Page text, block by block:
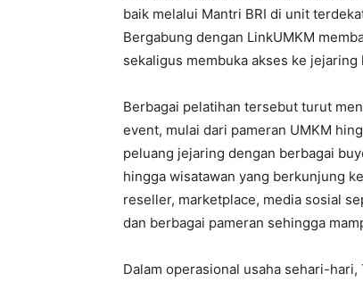
baik melalui Mantri BRI di unit
Bergabung dengan LinkUMKM
sekaligus membuka akses ke
Berbagai pelatihan tersebut turut
event, mulai dari pameran UMKM
peluang jejaring dengan berbagai
hingga wisatawan yang berkunjung
reseller, marketplace, media sosial
dan berbagai pameran sehingga
Dalam operasional usaha sehari-